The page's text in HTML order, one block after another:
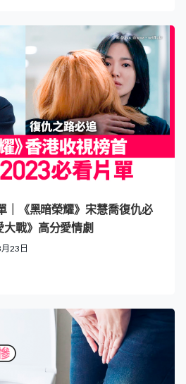
《黑暗榮耀》宋慧喬復仇必
戰》高分愛情劇
23日